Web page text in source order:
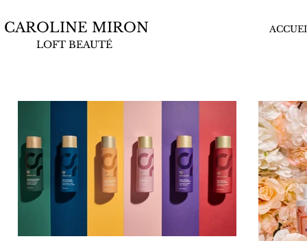
CAROLINE MIRON
LOFT BEAUTÉ